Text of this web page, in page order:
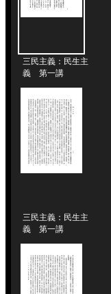
三民主義：民生主
義 第一講
三民主義：民生主
義 第一講